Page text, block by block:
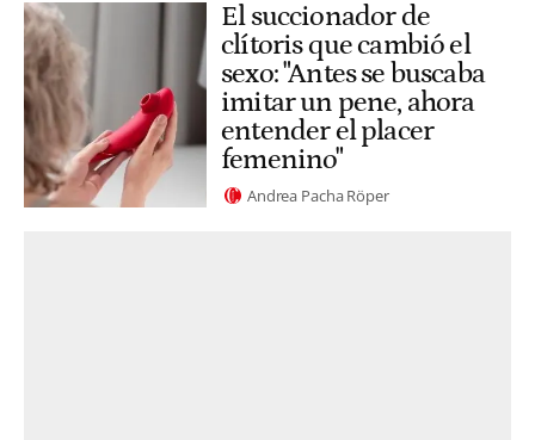
El succionador de
clítoris que cambió el
sexo: "Antes se buscaba
imitar un pene, ahora
entender el placer
femenino"
Andrea Pacha Röper